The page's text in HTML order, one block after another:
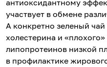
антиоксидантному
участвует в обмене
А конкретно зеленый
холестерина и
липопротеинов низкой
в профилактике